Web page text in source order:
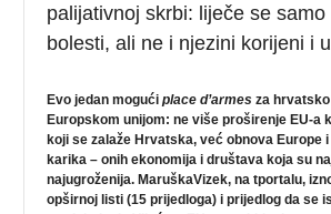
palijativnoj skrbi: liječe se
bolesti, ali ne i njezini korijeni i
Evo jedan mogućiplace d’armes za
Europskom unijom: ne više proširenje EU-a
koji se zalaže Hrvatska, već obnova Europe
karika – onih ekonomija i društava koja su
najugroženija. MaruškaVizek, na tportalu,
opširnoj listi (15 prijedloga) i prijedlog da se